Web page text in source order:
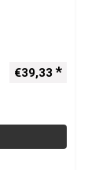
€39,33